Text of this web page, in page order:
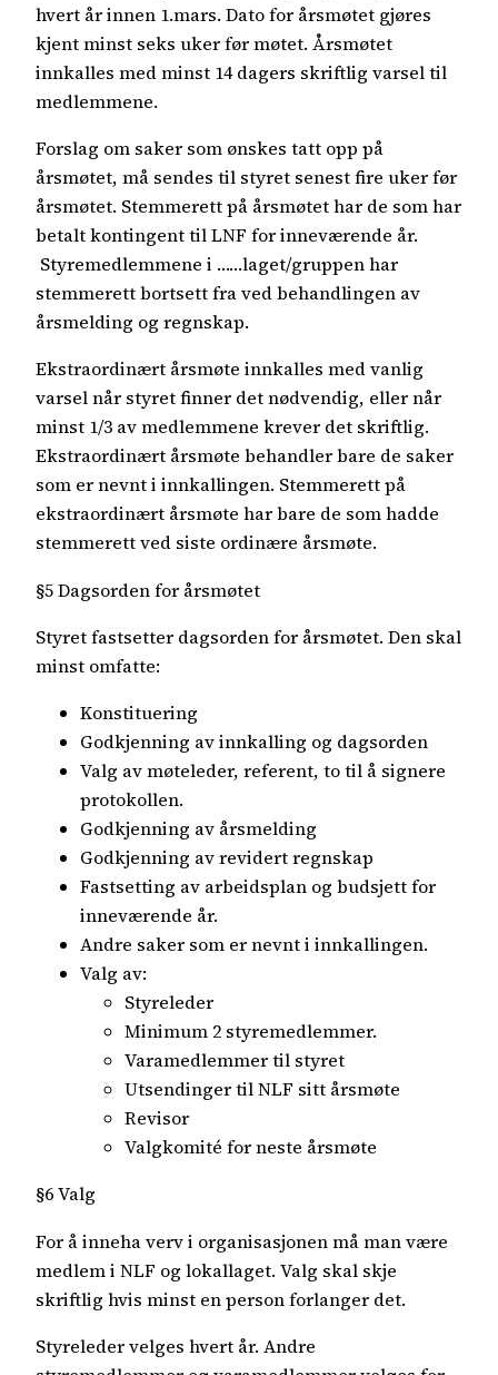
hvert år innen 1.mars. Dato for årsmøtet gjøres
kjent minst seks uker før møtet. Årsmøtet
innkalles med minst 14 dagers skriftlig varsel til
medlemmene.
Forslag om saker som ønskes tatt opp på
årsmøtet, må sendes til styret senest fire uker før
årsmøtet. Stemmerett på årsmøtet har de som har
betalt kontingent til LNF for inneværende år.
Styremedlemmene i ……laget/gruppen har
stemmerett bortsett fra ved behandlingen av
årsmelding og regnskap.
Ekstraordinært årsmøte innkalles med vanlig
varsel når styret finner det nødvendig, eller når
minst 1/3 av medlemmene krever det skriftlig.
Ekstraordinært årsmøte behandler bare de saker
som er nevnt i innkallingen. Stemmerett på
ekstraordinært årsmøte har bare de som hadde
stemmerett ved siste ordinære årsmøte.
§5 Dagsorden for årsmøtet
Styret fastsetter dagsorden for årsmøtet. Den skal
minst omfatte:
Konstituering
Godkjenning av innkalling og dagsorden
Valg av møteleder, referent, to til å signere
protokollen.
Godkjenning av årsmelding
Godkjenning av revidert regnskap
Fastsetting av arbeidsplan og budsjett for
inneværende år.
Andre saker som er nevnt i innkallingen.
Valg av:
Styreleder
Minimum 2 styremedlemmer.
Varamedlemmer til styret
Utsendinger til NLF sitt årsmøte
Revisor
Valgkomité for neste årsmøte
§6 Valg
For å inneha verv i organisasjonen må man være
medlem i NLF og lokallaget. Valg skal skje
skriftlig hvis minst en person forlanger det.
Styreleder velges hvert år. Andre